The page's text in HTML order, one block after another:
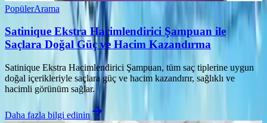
PopülerArama
Satinique Ekstra Hacimlendirici Şampuan ile
Saçlara Doğal Güç ve Hacim Kazandırma
Satinique Ekstra Hacimlendirici Şampuan, tüm saç tiplerine uygun
doğal içerikleriyle saçlara güç ve hacim kazandırır, sağlıklı ve
hacimli görünüm sağlar.
Daha fazla bilgi edinin